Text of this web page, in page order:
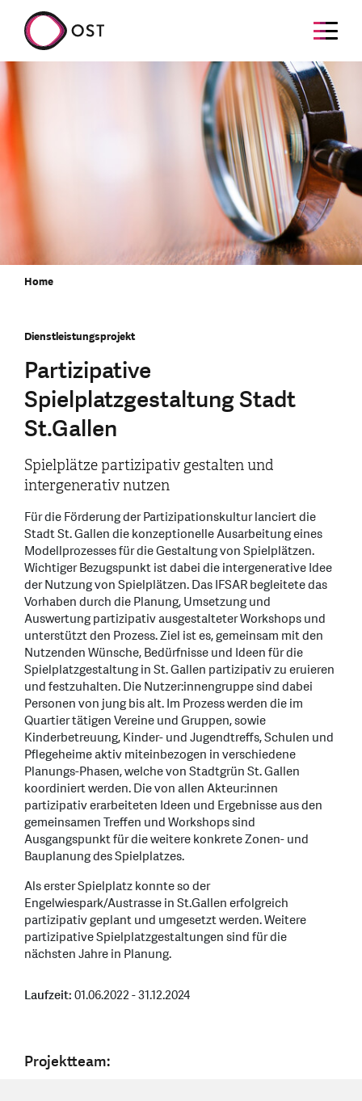
Home
Dienstleistungsprojekt
Partizipative
Spielplatzgestaltung Stadt
St.Gallen
Spielplätze partizipativ gestalten und
intergenerativ nutzen
Für die Förderung der Partizipationskultur lanciert die
Stadt St. Gallen die konzeptionelle Ausarbeitung eines
Modellprozesses für die Gestaltung von Spielplätzen.
Wichtiger Bezugspunkt ist dabei die intergenerative Idee
der Nutzung von Spielplätzen. Das IFSAR begleitete das
Vorhaben durch die Planung, Umsetzung und
Auswertung partizipativ ausgestalteter Workshops und
unterstützt den Prozess. Ziel ist es, gemeinsam mit den
Nutzenden Wünsche, Bedürfnisse und Ideen für die
Spielplatzgestaltung in St. Gallen partizipativ zu eruieren
und festzuhalten. Die Nutzer:innengruppe sind dabei
Personen von jung bis alt. Im Prozess werden die im
Quartier tätigen Vereine und Gruppen, sowie
Kinderbetreuung, Kinder- und Jugendtreffs, Schulen und
Pflegeheime aktiv miteinbezogen in verschiedene
Planungs-Phasen, welche von Stadtgrün St. Gallen
koordiniert werden. Die von allen Akteur:innen
partizipativ erarbeiteten Ideen und Ergebnisse aus den
gemeinsamen Treffen und Workshops sind
Ausgangspunkt für die weitere konkrete Zonen- und
Bauplanung des Spielplatzes.
Als erster Spielplatz konnte so der
Engelwiespark/Austrasse in St.Gallen erfolgreich
partizipativ geplant und umgesetzt werden. Weitere
partizipative Spielplatzgestaltungen sind für die
nächsten Jahre in Planung.
Laufzeit:01.06.2022 - 31.12.2024
Projektteam: